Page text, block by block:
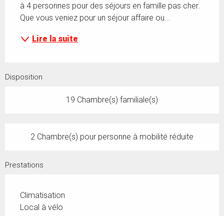
à 4 personnes pour des séjours en famille pas cher.
Que vous veniez pour un séjour affaire ou...
Lire la suite
Disposition
19 Chambre(s) familiale(s)
2 Chambre(s) pour personne à mobilité réduite
Prestations
Climatisation
Local à vélo